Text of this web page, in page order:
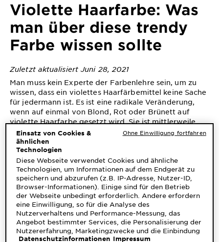
SERVICES
&
DIAGNOSTIK
Unsere
Inhaltsstoffe
Neu!
Garnier x
Gisele
Bündchen
Garnier's Weg
zur
Nachhaltigkeit
Cruelty Free
International
Eco
Beauty
Score
Violette Haarfarbe: Was
man über diese trendy
Farbe wissen sollte
Zuletzt aktualisiert Juni 28, 2021
Man muss kein Experte der Farbenlehre sein, um zu
wissen, dass ein violettes Haarfärbemittel keine Sache
für jedermann ist. Es ist eine radikale Veränderung,
wenn auf einmal von Blond, Rot oder Brünett auf
violette Haarfarbe gesetzt wird. Sie ist mittlerweile
ganz bequem fürs Färben zu Hause erhältlich – dafür
gilt es Folgendes zu beachten:
Welcher lila Farbton passt am besten
zum Hautton?
Als die Farben Violett, Grün und Blau für
Haarfärbemittel eingeführt wurden, hat man die
Farbtheorien über Bord geworfen – alles ist
möglich! Viele Farben des aktuellen Ombré-Trends,
Einsatz von Cookies &
ähnlichen
Technologien
Diese Webseite verwendet Cookies und ähnliche
Technologien, um Informationen auf dem Endgerät zu
speichern und abzurufen (z.B. IP-Adresse, Nutzer-ID,
Browser-Informationen). Einige sind für den Betrieb
der Webseite unbedingt erforderlich. Andere erfordern
eine Einwilligung, so für die Analyse des
Nutzerverhaltens und Performance-Messung, das
Angebot bestimmter Services, die Personalisierung der
Nutzererfahrung, Marketingzwecke und die Einbindung
externer Medien. Nicht unbedingt erforderliche Cookies
Datenschutzinformationen Impressum
Ohne Einwilligung fortfahren